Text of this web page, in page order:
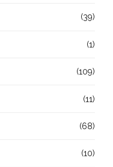
(39)
(1)
(109)
(11)
(68)
(10)